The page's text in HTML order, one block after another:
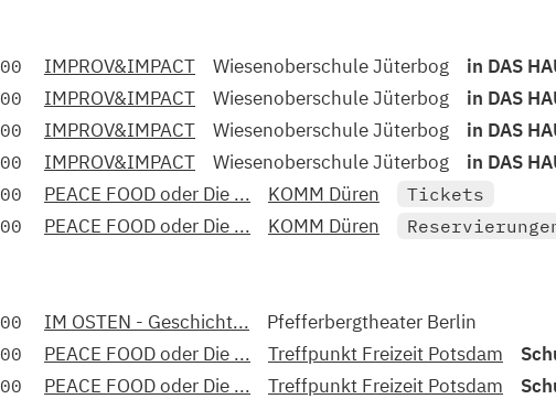
IMPROV&IMPACT Wiesenoberschule Jüterbog in DAS
IMPROV&IMPACT Wiesenoberschule Jüterbog in DAS
IMPROV&IMPACT Wiesenoberschule Jüterbog in DAS
IMPROV&IMPACT Wiesenoberschule Jüterbog in DAS
PEACE FOOD oder Die ... KOMM Düren
Tickets
PEACE FOOD oder Die ... KOMM Düren
IM OSTEN - Geschicht... Pfefferbergtheater Berlin
PEACE FOOD oder Die ... Treffpunkt Freizeit Potsdam
PEACE FOOD oder Die ... Treffpunkt Freizeit Potsdam